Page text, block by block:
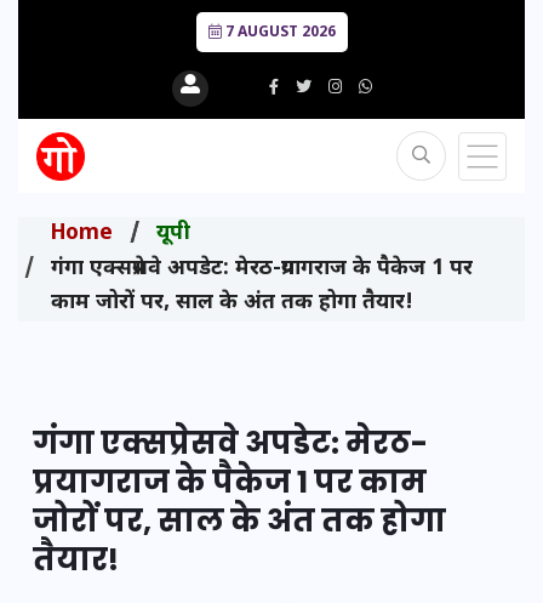
7 AUGUST 2026
Home
यूपी
गंगा एक्सप्रेसवे अपडेट: मेरठ-प्रयागराज के पैकेज 1 पर
काम जोरों पर, साल के अंत तक होगा तैयार!
गंगा एक्सप्रेसवे अपडेट: मेरठ-
प्रयागराज के पैकेज 1 पर काम
जोरों पर, साल के अंत तक होगा
तैयार!